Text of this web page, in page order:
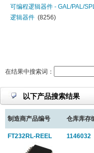
可编程逻辑器件 - GAL/PAL/
逻辑器件 (8256)
视频处理 (52)
数字电位器 (683)
数字信号处理器-DSP (247)
数字信号控制器(DSC) (355)
网络控制器 (247)
微处理器-MPU
在结果中搜索词：
以下产品搜索结果
制造商产品编号 仓库库存
FT232RL-REEL 1146032